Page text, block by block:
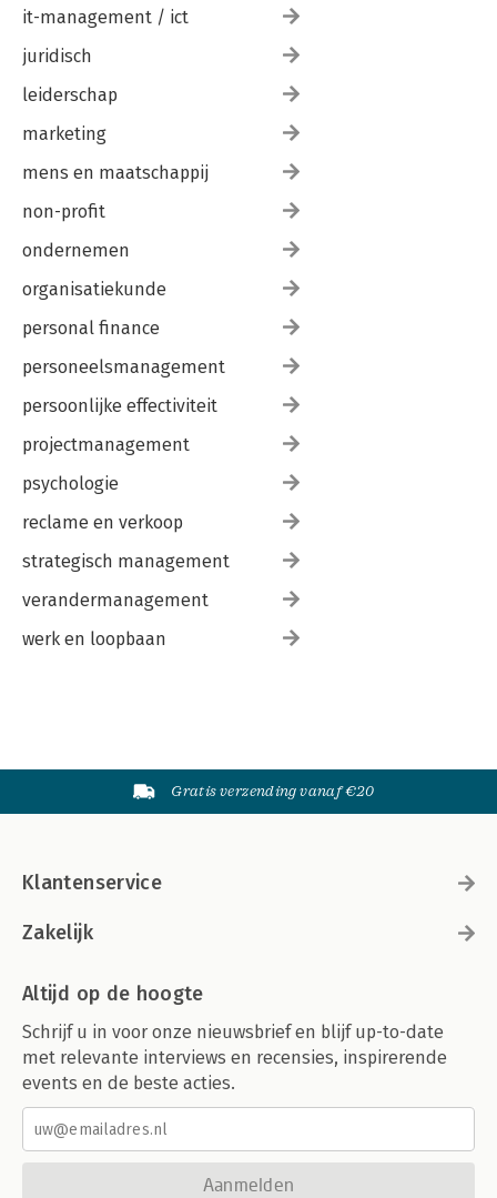
it-management / ict
juridisch
leiderschap
marketing
mens en maatschappij
non-profit
ondernemen
organisatiekunde
personal finance
personeelsmanagement
persoonlijke effectiviteit
projectmanagement
psychologie
reclame en verkoop
strategisch management
verandermanagement
werk en loopbaan
Gratis verzending vanaf €20
Klantenservice
Zakelijk
Altijd op de hoogte
Schrijf u in voor onze nieuwsbrief en blijf up-to-date
met relevante interviews en recensies, inspirerende
events en de beste acties.
Aanmelden